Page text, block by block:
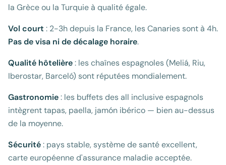
la Grèce ou la Turquie à qualité égale.
Vol court : 2-3h depuis la France, les Canaries sont à 4h.
Pas de visa ni de décalage horaire.
Qualité hôtelière: les chaînes espagnoles (Meliá, Riu,
Iberostar, Barceló) sont réputées mondialement.
Gastronomie: les buffets des all inclusive espagnols
intègrent tapas, paella, jamón ibérico — bien au-dessus
de la moyenne.
Sécurité: pays stable, système de santé excellent,
carte européenne d'assurance maladie acceptée.